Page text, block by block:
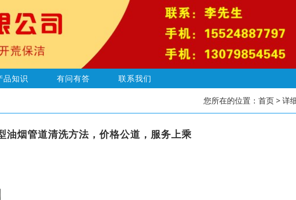
品知识 有问有答 联系我们
您所在的位置： 首页> 详
油烟管道清洗方法，价格公道，服务上乘